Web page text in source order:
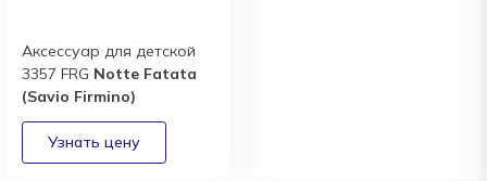
Аксессуар для детской
3357 FRG Notte Fatata
(Savio Firmino)